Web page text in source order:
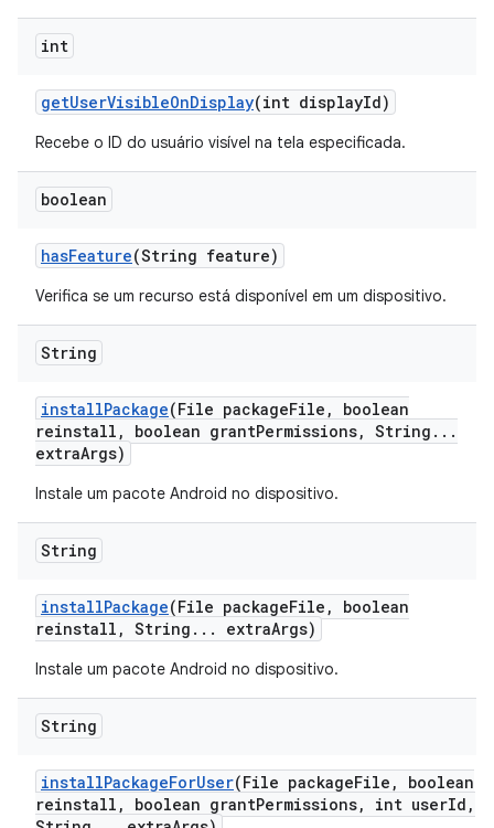
int
getUserVisibleOnDisplay(int displayId)
Recebe o ID do usuário visível na tela especificada.
boolean
hasFeature(String feature)
Verifica se um recurso está disponível em um dispositivo.
String
installPackage(File packageFile ,
boolean
reinstall , boolean grantPermissions, String . . .
extraArgs)
Instale um pacote Android no dispositivo.
String
installPackage(File packageFile ,
boolean
reinstall , String . . . extraArgs)
Instale um pacote Android no dispositivo.
String
installPackageForUser(File packageFile ,
boolean
reinstall , boolean grantPermissions, int userId ,